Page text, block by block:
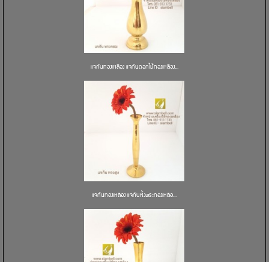
แจกันทองเหลือง แจกันดอกไม้ทองเหลือง...
แจกันทองเหลือง แจกันหิ้งพระทองเหลือ...